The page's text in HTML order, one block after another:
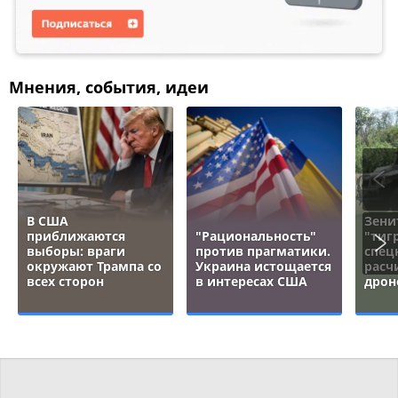
Мнения, события, идеи
В США
приближаются
выборы: враги
окружают Трампа со
всех сторон
"Рациональность"
против прагматики.
Украина истощается
в интересах США